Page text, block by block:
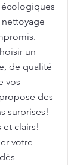
un
de qualité
vos
des
surprises!
clairs!
votre